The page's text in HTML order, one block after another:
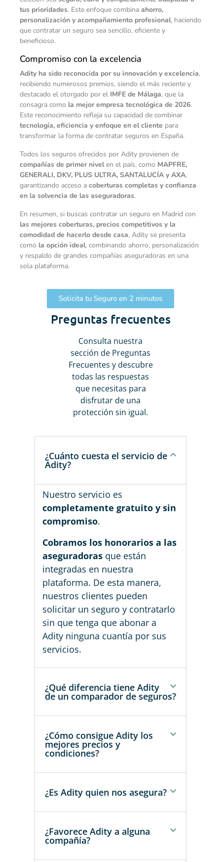
tus prioridades. Este enfoque combina ahorro,
personalización y acompañamiento profesional, haciendo
que contratar un seguro sea sencillo, eficiente y
beneficioso.
Compromiso con la excelencia
Adity ha sido reconocida por su innovación y excelencia,
recibiendo numerosos premios, siendo el más reciente y
destacado el otorgado por el IMFE de Málaga, que la
consagra como la mejor empresa tecnológica de 2026.
Este reconocimiento refleja su capacidad de combinar
tecnología, eficiencia y enfoque en el cliente para
transformar la forma de contratar seguros en España.
Todos los seguros ofrecidos por Adity provienen de
compañías de primer nivelen el país, como MAPFRE,
GENERALI, DKV, PLUS ULTRA, SANTALUCÍA y AXA,
garantizando acceso a coberturas completas y confianza
en la solvencia de las aseguradoras.
En resumen, si buscas contratar un seguro en Madrid con
las mejores coberturas, precios competitivos y la
comodidad de hacerlo desde casa, Adity se presenta
como la opción ideal, combinando ahorro, personalización
y respaldo de grandes compañías aseguradoras en una
sola plataforma.
Solicita tu Seguro en 2 minutos
Preguntas frecuentes
Consulta nuestra
sección de Preguntas
Frecuentes y descubre
todas las respuestas
que necesitas para
disfrutar de una
protección sin igual.
¿Cuánto cuesta el servicio de
Adity?
Nuestro servicio es
completamente gratuito y sin
compromiso.
Cobramos los honorarios a las
aseguradoras que están
integradas en nuestra
plataforma. De esta manera,
nuestros clientes pueden
solicitar un seguro y contratarlo
sin que tenga que abonar a
Adity ninguna cuantía por sus
servicios.
¿Qué diferencia tiene Adity
de un comparador de seguros?
¿Cómo consigue Adity los
mejores precios y
condiciones?
¿Es Adity quien nos asegura?
¿Favorece Adity a alguna
compañía?